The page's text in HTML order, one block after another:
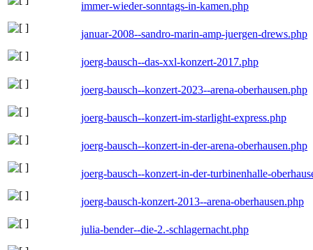
immer-wieder-sonntags-in-kamen.php
januar-2008--sandro-marin-amp-juergen-drews.php
joerg-bausch--das-xxl-konzert-2017.php
joerg-bausch--konzert-2023--arena-oberhausen.php
joerg-bausch--konzert-im-starlight-express.php
joerg-bausch--konzert-in-der-arena-oberhausen.php
joerg-bausch--konzert-in-der-turbinenhalle-
joerg-bausch-konzert-2013--arena-oberhausen.php
julia-bender--die-2.-schlagernacht.php